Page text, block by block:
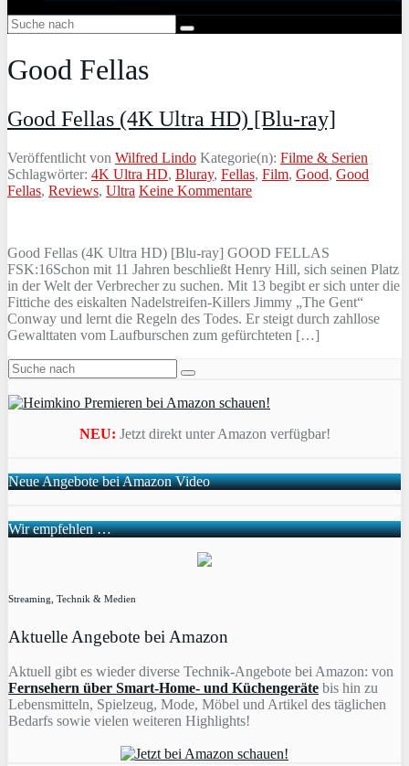
Good Fellas
Good Fellas (4K Ultra HD) [Blu-ray]
Veröffentlicht von Wilfred Lindo Kategorie(n): Filme & Serien
Schlagwörter: 4K Ultra HD, Bluray, Fellas, Film, Good, Good
Fellas, Reviews, Ultra Keine Kommentare
Good Fellas (4K Ultra HD) [Blu-ray] GOOD FELLAS
FSK:16Schon mit 11 Jahren beschließt Henry Hill, sich seinen Platz
in der Welt der Verbrecher zu suchen. Mit 13 begibt er sich unter die
Fittiche des eiskalten Nadelstreifen-Killers Jimmy „The Gent“
Conway und lernt die Regeln des Todes. Er steigt durch zahllose
Gewalttaten vom Laufburschen zum gefürchteten […]
NEU: Jetzt direkt unter Amazon verfügbar!
Neue Angebote bei Amazon Video
Wir empfehlen …
Streaming, Technik & Medien
Aktuelle Angebote bei Amazon
Aktuell gibt es wieder diverse Technik-Angebote bei Amazon: von
Fernsehern über Smart-Home- und Küchengeräte bis hin zu
Lebensmitteln, Spielzeug, Mode, Möbel und Artikel des täglichen
Bedarfs sowie vielen weiteren Highlights!